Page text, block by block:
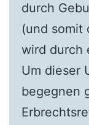
durch
(und somit
wird durch
Um dieser
begegnen